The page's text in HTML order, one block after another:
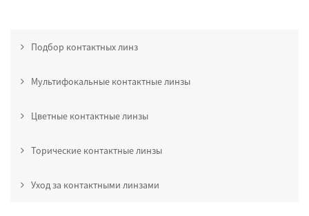
Подбор контактных линз
Мультифокальные контактные линзы
Цветные контактные линзы
Торические контактные линзы
Уход за контактными линзами